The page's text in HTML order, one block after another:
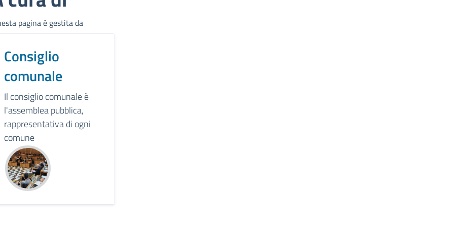
pagina è gestita da
Consiglio
comunale
Il consiglio comunale è
l'assemblea pubblica,
rappresentativa di ogni
comune